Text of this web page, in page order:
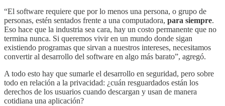
“El software requiere que por lo menos una persona, o grupo de
personas, estén sentados frente a una computadora, para siempre.
Eso hace que la industria sea cara, hay un costo permanente que no
termina nunca. Si queremos vivir en un mundo donde sigan
existiendo programas que sirvan a nuestros intereses, necesitamos
convertir al desarrollo del software en algo más barato”, agregó.
A todo esto hay que sumarle el desarrollo en seguridad, pero sobre
todo en relación a la privacidad: ¿cuán resguardados están los
derechos de los usuarios cuando descargan y usan de manera
cotidiana una aplicación?